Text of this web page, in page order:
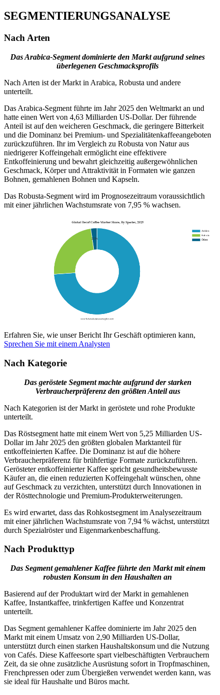
SEGMENTIERUNGSANALYSE
Nach Arten
Das Arabica-Segment dominierte den Markt aufgrund seines
überlegenen Geschmacksprofils
Nach Arten ist der Markt in Arabica, Robusta und andere
unterteilt.
Das Arabica-Segment führte im Jahr 2025 den Weltmarkt an und
hatte einen Wert von 4,63 Milliarden US-Dollar. Der führende
Anteil ist auf den weicheren Geschmack, die geringere Bitterkeit
und die Dominanz bei Premium- und Spezialitätenkaffeeangeboten
zurückzuführen. Ihr im Vergleich zu Robusta von Natur aus
niedrigerer Koffeingehalt ermöglicht eine effektivere
Entkoffeinierung und bewahrt gleichzeitig außergewöhnlichen
Geschmack, Körper und Attraktivität in Formaten wie ganzen
Bohnen, gemahlenen Bohnen und Kapseln.
Das Robusta-Segment wird im Prognosezeitraum voraussichtlich
mit einer jährlichen Wachstumsrate von 7,95 % wachsen.
Erfahren Sie, wie unser Bericht Ihr Geschäft optimieren kann,
Sprechen Sie mit einem Analysten
Nach Kategorie
Das geröstete Segment machte aufgrund der starken
Verbraucherpräferenz den größten Anteil aus
Nach Kategorien ist der Markt in geröstete und rohe Produkte
unterteilt.
Das Röstsegment hatte mit einem Wert von 5,25 Milliarden US-
Dollar im Jahr 2025 den größten globalen Marktanteil für
entkoffeinierten Kaffee. Die Dominanz ist auf die höhere
Verbraucherpräferenz für brühfertige Formate zurückzuführen.
Gerösteter entkoffeinierter Kaffee spricht gesundheitsbewusste
Käufer an, die einen reduzierten Koffeingehalt wünschen, ohne
auf Geschmack zu verzichten, unterstützt durch Innovationen in
der Rösttechnologie und Premium-Produkterweiterungen.
Es wird erwartet, dass das Rohkostsegment im Analysezeitraum
mit einer jährlichen Wachstumsrate von 7,94 % wächst, unterstützt
durch Spezialröster und Eigenmarkenbeschaffung.
Nach Produkttyp
Das Segment gemahlener Kaffee führte den Markt mit einem
robusten Konsum in den Haushalten an
Basierend auf der Produktart wird der Markt in gemahlenen
Kaffee, Instantkaffee, trinkfertigen Kaffee und Konzentrat
unterteilt.
Das Segment gemahlener Kaffee dominierte im Jahr 2025 den
Markt mit einem Umsatz von 2,90 Milliarden US-Dollar,
unterstützt durch einen starken Haushaltskonsum und die Nutzung
von Cafés. Diese Kaffeesorte spart vielbeschäftigten Verbrauchern
Zeit, da sie ohne zusätzliche Ausrüstung sofort in Tropfmaschinen,
Frenchpressen oder zum Übergießen verwendet werden kann, was
sie ideal für Haushalte und Büros macht.